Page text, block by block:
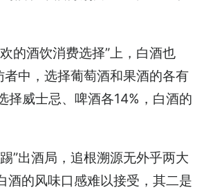
的酒饮消费选择”上，白酒也
者中，选择葡萄酒和果酒的各有
择威士忌、啤酒各14%，白酒的
”出酒局，追根溯源无外乎两大
酒的风味口感难以接受，其二是